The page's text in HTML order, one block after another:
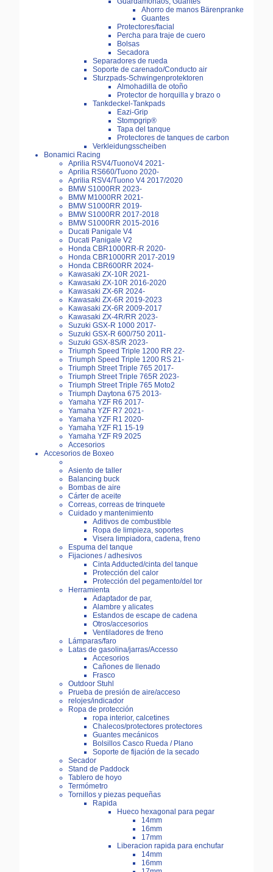
Ahorro de manos Bärenpranke
Guantes
Protectores/facial
Percha para traje de cuero
Bolsas
Secadora
Separadores de rueda
Soporte de carenado/Conducto air
Sturzpads-Schwingenprotektoren
Almohadilla de otoño
Protector de horquilla y brazo o
Tankdeckel-Tankpads
Eazi-Grip
Stompgrip®
Tapa del tanque
Protectores de tanques de carbon
Verkleidungsscheiben
Bonamici Racing
Aprilia RSV4/TuonoV4 2021-
Aprilia RS660/Tuono 2020-
Aprilia RSV4/Tuono V4 2017/2020
BMW S1000RR 2023-
BMW M1000RR 2021-
BMW S1000RR 2019-
BMW S1000RR 2017-2018
BMW S1000RR 2015-2016
Ducati Panigale V4
Ducati Panigale V2
Honda CBR1000RR-R 2020-
Honda CBR1000RR 2017-2019
Honda CBR600RR 2024-
Kawasaki ZX-10R 2021-
Kawasaki ZX-10R 2016-2020
Kawasaki ZX-6R 2024-
Kawasaki ZX-6R 2019-2023
Kawasaki ZX-6R 2009-2017
Kawasaki ZX-4R/RR 2023-
Suzuki GSX-R 1000 2017-
Suzuki GSX-R 600/750 2011-
Suzuki GSX-8S/R 2023-
Triumph Speed Triple 1200 RR 22-
Triumph Speed Triple 1200 RS 21-
Triumph Street Triple 765 2017-
Triumph Street Triple 765R 2023-
Triumph Street Triple 765 Moto2
Triumph Daytona 675 2013-
Yamaha YZF R6 2017-
Yamaha YZF R7 2021-
Yamaha YZF R1 2020-
Yamaha YZF R1 15-19
Yamaha YZF R9 2025
Accesorios
Accesorios de Boxeo
Asiento de taller
Balancing buck
Bombas de aire
Cárter de aceite
Correas, correas de trinquete
Cuidado y mantenimiento
Aditivos de combustible
Ropa de limpieza, soportes
Visera limpiadora, cadena, freno
Espuma del tanque
Fijaciones / adhesivos
Cinta Adducted/cinta del tanque
Protección del calor
Protección del pegamento/del tor
Herramienta
Adaptador de par,
Alambre y alicates
Estandos de escape de cadena
Otros/accesorios
Ventiladores de freno
Lámparas/faro
Latas de gasolina/jarras/Accesso
Accesorios
Cañones de llenado
Frasco
Outdoor Stuhl
Prueba de presión de aire/acceso
relojes/indicador
Ropa de protección
ropa interior, calcetines
Chalecos/protectores protectores
Guantes mecánicos
Bolsillos Casco Rueda / Plano
Soporte de fijación de la secado
Secador
Stand de Paddock
Tablero de hoyo
Termómetro
Tornillos y piezas pequeñas
Rapida
Hueco hexagonal para pegar
14mm
16mm
17mm
Liberacion rapida para enchufar
14mm
16mm